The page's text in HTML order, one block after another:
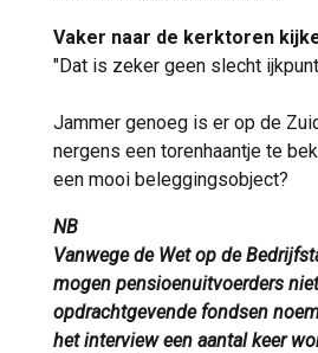
Vaker naar de kerktoren
"Dat is zeker geen slecht
Jammer genoeg is er op de
nergens een torenhaantje te
een mooi beleggingsobject?
NB
Vanwege de Wet op de
mogen pensioenuitvoerders
opdrachtgevende fondsen
het interview een aantal keer